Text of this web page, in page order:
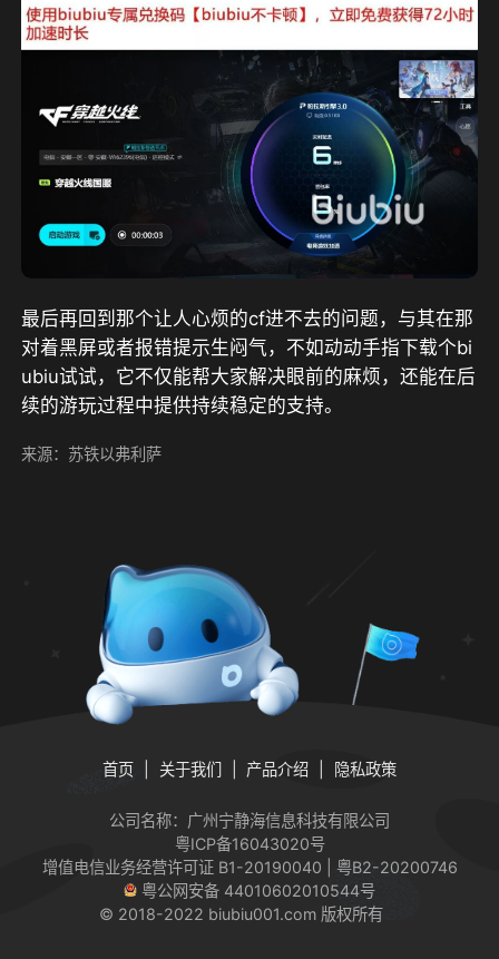
最后再回到那个让人心烦的cf进不去的问题，与其在那
对着黑屏或者报错提示生闷气，不如动动手指下载个bi
ubiu试试，它不仅能帮大家解决眼前的麻烦，还能在后
续的游玩过程中提供持续稳定的支持。
来源：苏铁以弗利萨
首页 关于我们 产品介绍 隐私政策
公司名称：广州宁静海信息科技有限公司
粤ICP备16043020号
增值电信业务经营许可证 B1-20190040 | 粤B2-20200746
粤公网安备 44010602010544号
© 2018-2022 biubiu001.com 版权所有